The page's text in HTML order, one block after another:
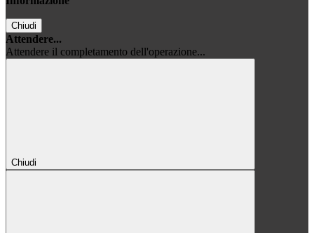
Chiudi
Attendere...
Attendere il completamento dell'operazione...
Chiudi